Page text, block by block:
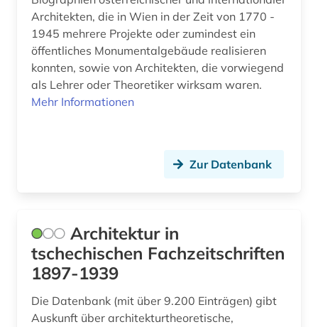
historische karte (1)
historische persönlichkeit (1)
historischer garten (2)
holzbearbeitung (1)
immobilienwirtschaft (1)
innenarchitektin (1)
Architekten, die in Wien in der Zeit von 1770 -
1945 mehrere Projekte oder zumindest ein
öffentliches Monumentalgebäude realisieren
konnten, sowie von Architekten, die vorwiegend
als Lehrer oder Theoretiker wirksam waren.
Mehr Informationen
Zur Datenbank
Architektur in
tschechischen Fachzeitschriften
1897-1939
Die Datenbank (mit über 9.200 Einträgen) gibt
Auskunft über architekturtheoretische,